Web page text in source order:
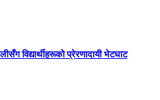
विद्यार्थीहरूको प्रेरणादायी भेटघाट